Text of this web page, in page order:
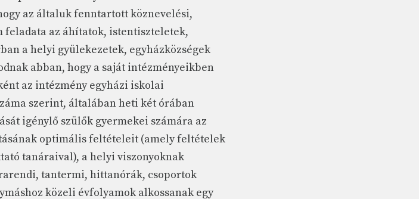
az általuk fenntartott köznevelési,
feladata az áhítatok, istentiszteletek,
a helyi gyülekezetek, egyházközségek
abban, hogy a saját intézményeikben
az intézmény egyházi iskolai
szerint, általában heti két órában
igénylő szülők gyermekei számára az
optimális feltételeit (amely feltételek
tanáraival), a helyi viszonyoknak
tantermi, hittanórák, csoportok
közeli évfolyamok alkossanak egy